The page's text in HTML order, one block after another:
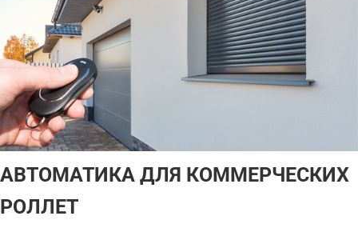
АВТОМАТИКА ДЛЯ КОММЕРЧЕСКИХ
РОЛЛЕТ